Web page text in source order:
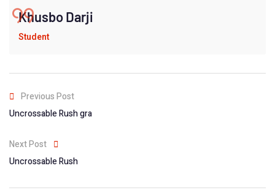
Khusbo Darji
Student
Previous Post
Uncrossable Rush gra
Next Post
Uncrossable Rush